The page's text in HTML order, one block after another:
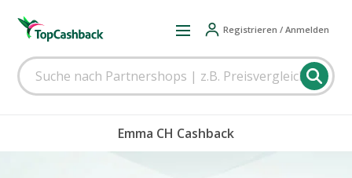
Registrieren / Anmelden
Emma CH Cashback